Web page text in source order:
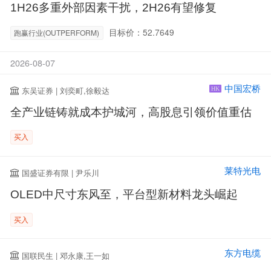
1H26多重外部因素干扰，2H26有望修复
跑赢行业(OUTPERFORM) 目标价：52.7649
2026-08-07
东吴证券 | 刘奕町,徐毅达 HK 中国宏桥
全产业链铸就成本护城河，高股息引领价值重估
买入
国盛证券有限 | 尹乐川 莱特光电
OLED中尺寸东风至，平台型新材料龙头崛起
买入
国联民生 | 邓永康,王一如 东方电缆